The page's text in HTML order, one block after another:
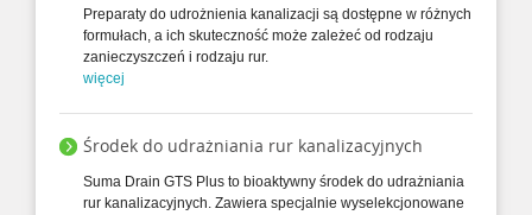
Preparaty do udrożnienia kanalizacji są dostępne w różnych
formułach, a ich skuteczność może zależeć od rodzaju
zanieczyszczeń i rodzaju rur.
więcej
Środek do udrażniania rur kanalizacyjnych
Suma Drain GTS Plus to bioaktywny środek do udrażniania
rur kanalizacyjnych. Zawiera specjalnie wyselekcjonowane